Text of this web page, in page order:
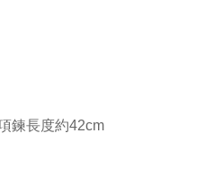
鍊長度約42cm